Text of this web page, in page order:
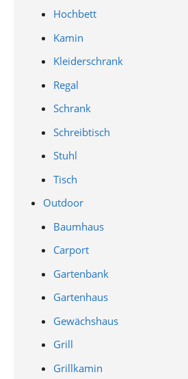
Hochbett
Kamin
Kleiderschrank
Regal
Schrank
Schreibtisch
Stuhl
Tisch
Outdoor
Baumhaus
Carport
Gartenbank
Gartenhaus
Gewächshaus
Grill
Grillkamin